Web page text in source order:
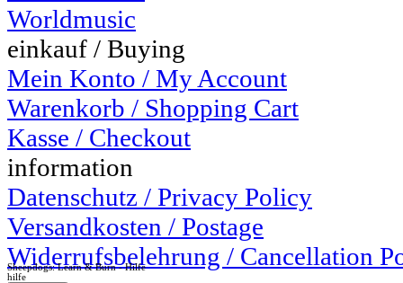
Worldmusic
einkauf / Buying
Mein Konto / My Account
Warenkorb / Shopping Cart
Kasse / Checkout
information
Datenschutz / Privacy Policy
Versandkosten / Postage
Widerrufsbelehrung / Cancellation
Sheepdogs: Learn & Burn - Hilfe
hilfe